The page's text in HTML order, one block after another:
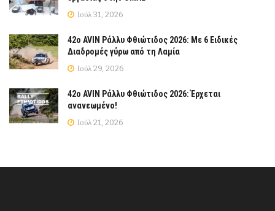
Ιούλ 31, 2026
42ο AVIN Ράλλυ Φθιώτιδος 2026: Με 6 Ειδικές
Διαδρομές γύρω από τη Λαμία
Ιούλ 29, 2026
42ο AVIN Ράλλυ Φθιώτιδος 2026: Έρχεται
ανανεωμένο!
Ιούλ 21, 2026